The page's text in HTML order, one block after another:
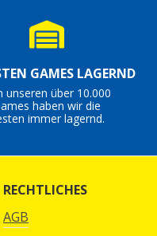
GAMES LAGERND
unseren über 10.000
haben wir die
immer lagernd.
RECHTLICHES
AGB